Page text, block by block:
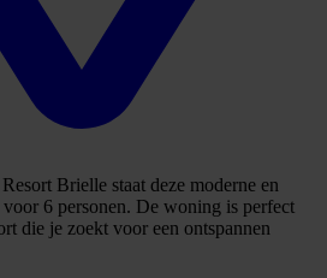
Brielle staat deze moderne en
6 personen. De woning is perfect
die je zoekt voor een ontspannen